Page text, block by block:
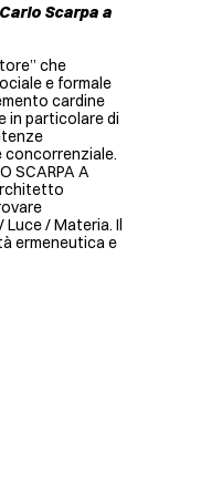
Scarpa a
che
e formale
cardine
in particolare di
concorrenziale.
SCARPA A
Luce / Materia. Il
ermeneutica e